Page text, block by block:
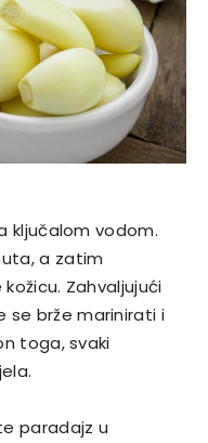
ključalom vodom.
a zatim
Zahvaljujući
se brže marinirati i
toga, svaki
paradajz u